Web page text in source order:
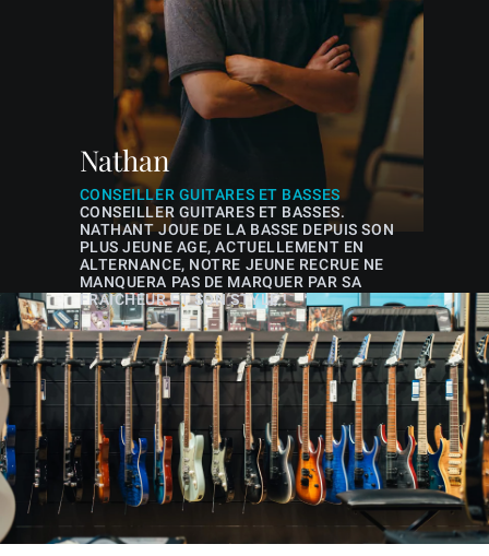
Nathan
CONSEILLER GUITARES ET BASSES
CONSEILLER GUITARES ET BASSES.
NATHANT JOUE DE LA BASSE DEPUIS SON
PLUS JEUNE AGE, ACTUELLEMENT EN
ALTERNANCE, NOTRE JEUNE RECRUE NE
MANQUERA PAS DE MARQUER PAR SA
FRAICHEUR ET SON STYLE !